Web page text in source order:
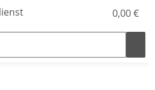
0,00 €